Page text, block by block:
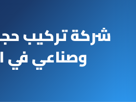
شركة تركيب
وصناعي في